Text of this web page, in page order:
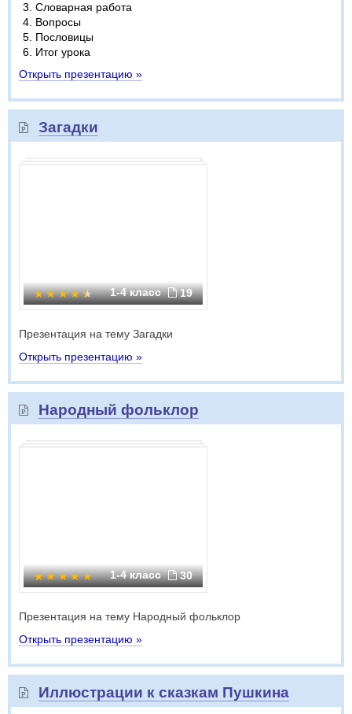
Словарная работа
Вопросы
Пословицы
Итог урока
Открыть презентацию »
Загадки
1-4 класс 19
Презентация на тему Загадки
Открыть презентацию »
Народный фольклор
1-4 класс 30
Презентация на тему Народный фольклор
Открыть презентацию »
Иллюстрации к сказкам Пушкина